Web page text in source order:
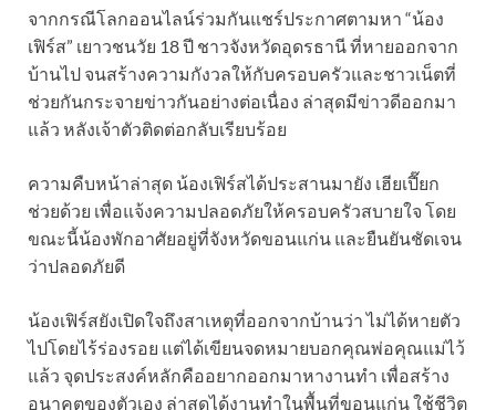
จากกรณีโลกออนไลน์ร่วมกันแชร์ประกาศตามหา “น้อง
เฟิร์ส” เยาวชนวัย 18 ปี ชาวจังหวัดอุดรธานี ที่หายออกจาก
บ้านไป จนสร้างความกังวลให้กับครอบครัวและชาวเน็ตที่
ช่วยกันกระจายข่าวกันอย่างต่อเนื่อง ล่าสุดมีข่าวดีออกมา
แล้ว หลังเจ้าตัวติดต่อกลับเรียบร้อย
ความคืบหน้าล่าสุด น้องเฟิร์สได้ประสานมายัง เฮียเปี๊ยก
ช่วยด้วย เพื่อแจ้งความปลอดภัยให้ครอบครัวสบายใจ โดย
ขณะนี้น้องพักอาศัยอยู่ที่จังหวัดขอนแก่น และยืนยันชัดเจน
ว่าปลอดภัยดี
น้องเฟิร์สยังเปิดใจถึงสาเหตุที่ออกจากบ้านว่า ไม่ได้หายตัว
ไปโดยไร้ร่องรอย แต่ได้เขียนจดหมายบอกคุณพ่อคุณแม่ไว้
แล้ว จุดประสงค์หลักคืออยากออกมาหางานทำ เพื่อสร้าง
อนาคตของตัวเอง ล่าสุดได้งานทำในพื้นที่ขอนแก่น ใช้ชีวิต